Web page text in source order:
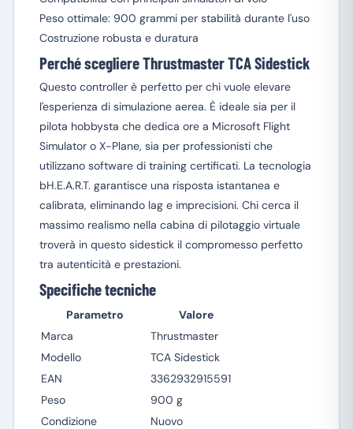
Peso ottimale: 900 grammi per stabilità durante l'uso
Costruzione robusta e duratura
Perché scegliere Thrustmaster TCA Sidestick
Questo controller è perfetto per chi vuole elevare
l'esperienza di simulazione aerea. È ideale sia per il
pilota hobbysta che dedica ore a Microsoft Flight
Simulator o X-Plane, sia per professionisti che
utilizzano software di training certificati. La tecnologia
bH.E.A.R.T. garantisce una risposta istantanea e
calibrata, eliminando lag e imprecisioni. Chi cerca il
massimo realismo nella cabina di pilotaggio virtuale
troverà in questo sidestick il compromesso perfetto
tra autenticità e prestazioni.
Specifiche tecniche
Parametro
Valore
Marca
Thrustmaster
Modello
TCA Sidestick
EAN
3362932915591
Peso
900 g
Condizione
Nuovo